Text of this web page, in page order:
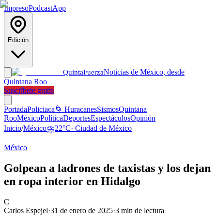
ImpresoPodcastApp
Edición
QuintaFuerzaNoticias de México, desde
Quintana Roo
Suscríbete gratis
PortadaPoliciaca 🌀 HuracanesSismosQuintana
RooMéxicoPolíticaDeportesEspectáculosOpinión
Inicio/México⛈️22°C· Ciudad de México
México
Golpean a ladrones de taxistas y los dejan
en ropa interior en Hidalgo
C
Carlos Espejel·31 de enero de 2025·3 min de lectura